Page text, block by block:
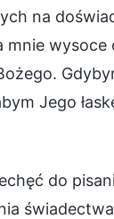
na
mnie
Jego
do